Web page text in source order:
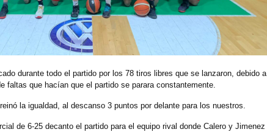
durante todo el partido por los 78 tiros libres que se lanzaron, debido a
faltas que hacían que el partido se parara constantemente.
la igualdad, al descanso 3 puntos por delante para los nuestros.
de 6-25 decanto el partido para el equipo rival donde Calero y Jimenez